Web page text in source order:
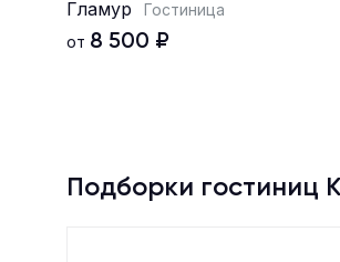
Гламур
Гостиница
от 8 500 ₽
Подборки гостиниц